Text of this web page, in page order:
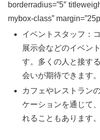
borderradius=”5″
mybox-class”
イベントスタッフ：
展示会などのイベン
す。多くの人と接す
会いが期待できます。
カフェやレストラン
ケーションを通じて
れることもあります。